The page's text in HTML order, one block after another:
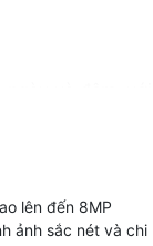
cho độ nhạy
đêm sáng
công nghệ
và chính xác
lên đến 8MP
ảnh sắc nét và chi